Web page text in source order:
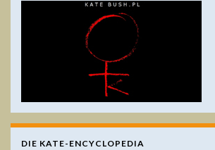
DIE KATE-ENCYCLOPEDIA